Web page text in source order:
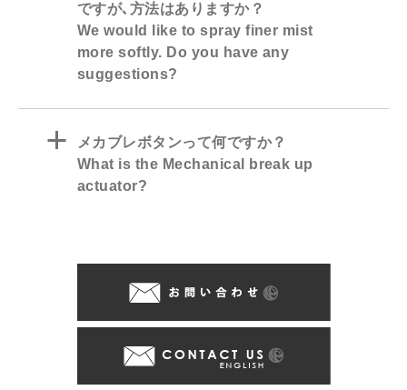
ですが､方法はありますか？
We would like to spray finer mist
more softly. Do you have any
suggestions?
a
メカブレボタンって何ですか？
What is the Mechanical break up
actuator?